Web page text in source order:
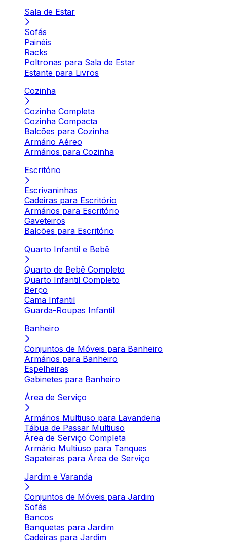
Sala de Estar
Sofás
Painéis
Racks
Poltronas para Sala de Estar
Estante para Livros
Cozinha
Cozinha Completa
Cozinha Compacta
Balcões para Cozinha
Armário Aéreo
Armários para Cozinha
Escritório
Escrivaninhas
Cadeiras para Escritório
Armários para Escritório
Gaveteiros
Balcões para Escritório
Quarto Infantil e Bebê
Quarto de Bebê Completo
Quarto Infantil Completo
Berço
Cama Infantil
Guarda-Roupas Infantil
Banheiro
Conjuntos de Móveis para Banheiro
Armários para Banheiro
Espelheiras
Gabinetes para Banheiro
Área de Serviço
Armários Multiuso para Lavanderia
Tábua de Passar Multiuso
Área de Serviço Completa
Armário Multiuso para Tanques
Sapateiras para Área de Serviço
Jardim e Varanda
Conjuntos de Móveis para Jardim
Sofás
Bancos
Banquetas para Jardim
Cadeiras para Jardim